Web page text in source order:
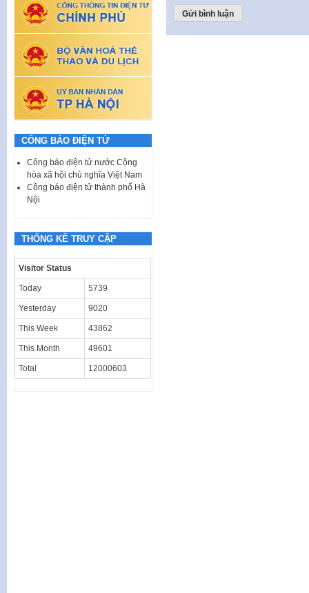
CÔNG BÁO ĐIỆN TỬ
Công báo điện tử nước Cộng
hòa xã hội chủ nghĩa Việt Nam
Công báo điện tử thành phố Hà
Nội
THỐNG KÊ TRUY CẬP
Visitor Status
Today 5739
Yesterday 9020
This Week 43862
This Month 49601
Total 12000603